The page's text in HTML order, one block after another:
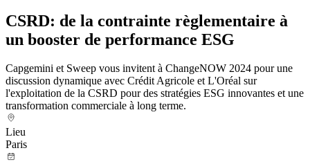
CSRD: de la contrainte règlementaire à
un booster de performance ESG
Capgemini et Sweep vous invitent à ChangeNOW 2024 pour une
discussion dynamique avec Crédit Agricole et L'Oréal sur
l'exploitation de la CSRD pour des stratégies ESG innovantes et une
transformation commerciale à long terme.
Lieu
Paris